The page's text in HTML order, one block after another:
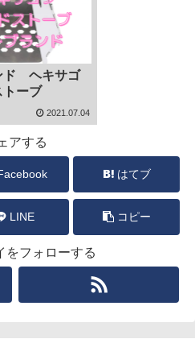
ド ヘキサゴ
トーブ
2021.07.04
アする
はてブ
LINE コピー
をフォローする